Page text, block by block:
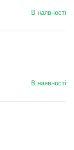
В наявності
В наявності